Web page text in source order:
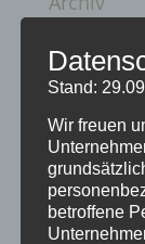
März 2025
Juni 2021
November
Juni 2020
September
Stand:
Wir freuen
betroffene